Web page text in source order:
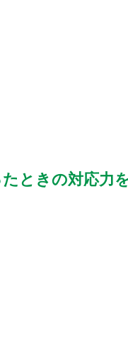
ときの対応力
ポート体制も重要で